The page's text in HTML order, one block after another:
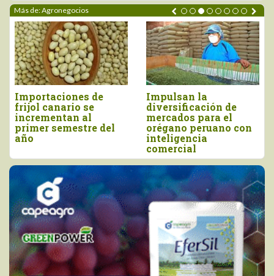
Más de: Agronegocios
Perú importó vino por
más de US$ 16,4
millones, entre enero
y junio
Tres pilares para
impulsar la
competitividad del
agro peruano